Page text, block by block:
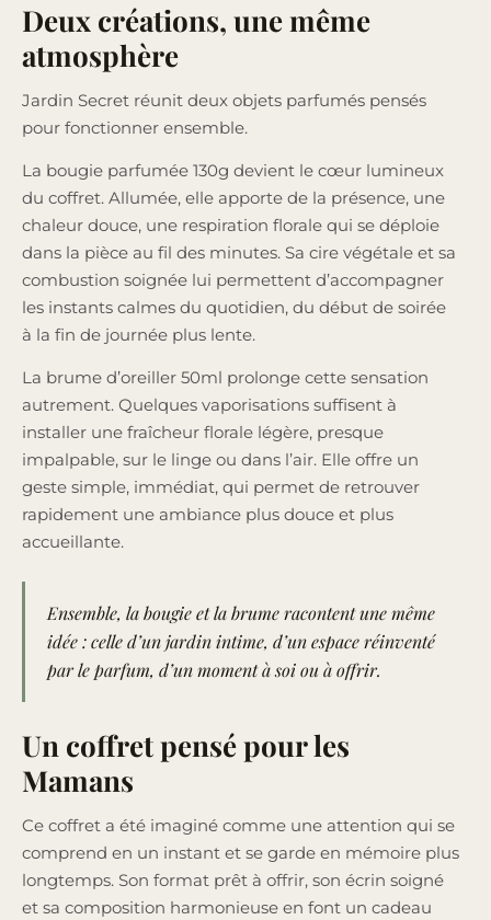
Deux créations, une même
atmosphère
Jardin Secret réunit deux objets parfumés pensés
pour fonctionner ensemble.
La bougie parfumée 130g devient le cœur lumineux
du coffret. Allumée, elle apporte de la présence, une
chaleur douce, une respiration florale qui se déploie
dans la pièce au fil des minutes. Sa cire végétale et sa
combustion soignée lui permettent d’accompagner
les instants calmes du quotidien, du début de soirée
à la fin de journée plus lente.
La brume d’oreiller 50ml prolonge cette sensation
autrement. Quelques vaporisations suffisent à
installer une fraîcheur florale légère, presque
impalpable, sur le linge ou dans l’air. Elle offre un
geste simple, immédiat, qui permet de retrouver
rapidement une ambiance plus douce et plus
accueillante.
Ensemble, la bougie et la brume racontent une même
idée : celle d’un jardin intime, d’un espace réinventé
par le parfum, d’un moment à soi ou à offrir.
Un coffret pensé pour les
Mamans
Ce coffret a été imaginé comme une attention qui se
comprend en un instant et se garde en mémoire plus
longtemps. Son format prêt à offrir, son écrin soigné
et sa composition harmonieuse en font un cadeau